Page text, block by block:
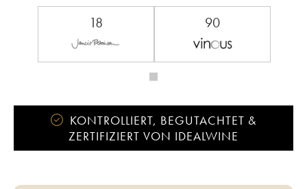
18 90
KONTROLLIERT, BEGUTACHTET &
ZERTIFIZIERT VON IDEALWINE